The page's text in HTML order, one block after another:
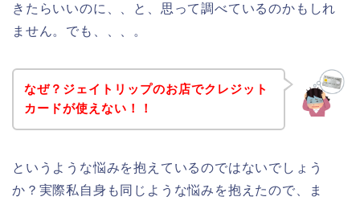
きたらいいのに、、と、思って調べているのかもしれ
ません。でも、、、。
なぜ？ジェイトリップのお店でクレジット
カードが使えない！！
というような悩みを抱えているのではないでしょう
か？実際私自身も同じような悩みを抱えたので、ま